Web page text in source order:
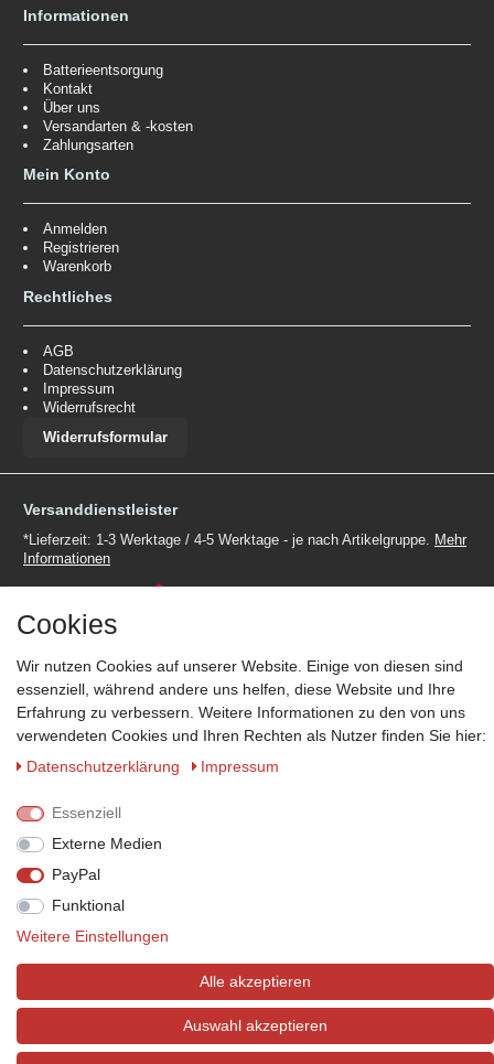
Informationen
Batterieentsorgung
Kontakt
Über uns
Versandarten & -kosten
Zahlungsarten
Mein Konto
Anmelden
Registrieren
Warenkorb
Rechtliches
AGB
Datenschutzerklärung
Impressum
Widerrufsrecht
Widerrufsformular
Versanddienstleister
*Lieferzeit: 1-3 Werktage / 4-5 Werktage - je nach Artikelgruppe. Mehr
Informationen
Zahlungsmöglichkeiten
Wir behalten uns das Recht vor im Einzelfall bestimmte
Zahlungsarten auszuschließen.Mehr Informationen
© Copyright 2026 Marabella´s | Alle Rechte vorbehalten. | Grundpreise
siehe Artikeldetails.
Cookies
Wir nutzen Cookies auf unserer Website. Einige von diesen sind
essenziell, während andere uns helfen, diese Website und Ihre
Erfahrung zu verbessern. Weitere Informationen zu den von uns
verwendeten Cookies und Ihren Rechten als Nutzer finden Sie hier:
Daten­schutz­erklärung
Impressum
Essenziell
Externe Medien
PayPal
Funktional
Weitere Einstellungen
Alle akzeptieren
Auswahl akzeptieren